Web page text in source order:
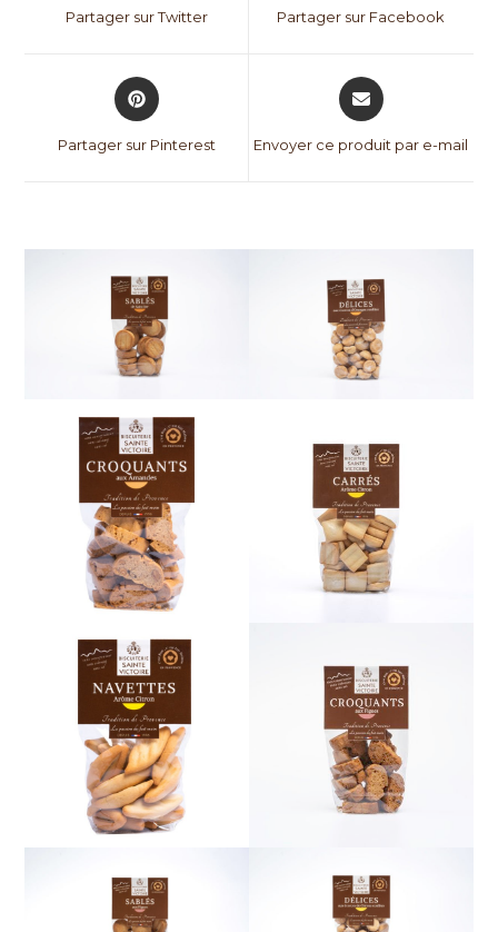
Partager sur Twitter Partager sur Facebook
Partager sur Pinterest Envoyer ce produit par e-mail